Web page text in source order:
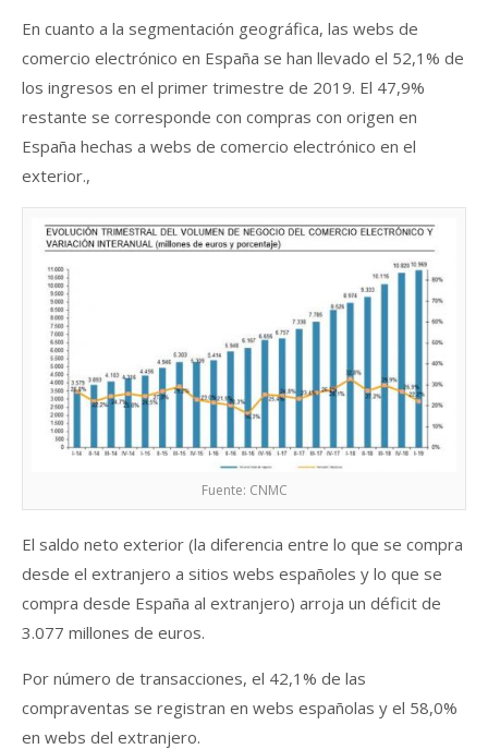
En cuanto a la segmentación geográfica, las webs de
comercio electrónico en España se han llevado el 52,1% de
los ingresos en el primer trimestre de 2019. El 47,9%
restante se corresponde con compras con origen en
España hechas a webs de comercio electrónico en el
exterior.,
Fuente: CNMC
El saldo neto exterior (la diferencia entre lo que se compra
desde el extranjero a sitios webs españoles y lo que se
compra desde España al extranjero) arroja un déficit de
3.077 millones de euros.
Por número de transacciones, el 42,1% de las
compraventas se registran en webs españolas y el 58,0%
en webs del extranjero.